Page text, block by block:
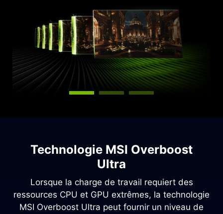
Technologie MSI Overboost
Ultra
Lorsque la charge de travail requiert des
ressources CPU et GPU extrêmes, la technologie
MSI Overboost Ultra peut fournir un niveau de